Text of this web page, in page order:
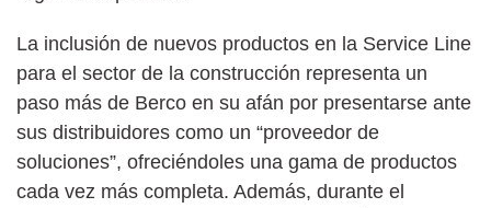
La inclusión de nuevos productos en la Service Line
para el sector de la construcción representa un
paso más de Berco en su afán por presentarse ante
sus distribuidores como un “proveedor de
soluciones”, ofreciéndoles una gama de productos
cada vez más completa. Además, durante el